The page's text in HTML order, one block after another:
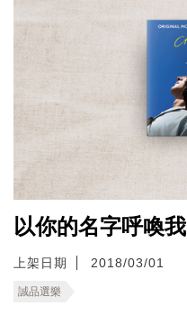
以你的名字呼喚我
上架日期 2018/03/01
誠品選樂